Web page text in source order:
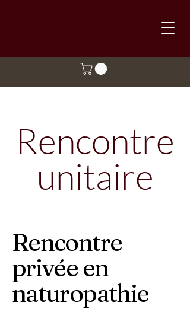
Rencontre
unitaire
Rencontre
privée en
naturopathie